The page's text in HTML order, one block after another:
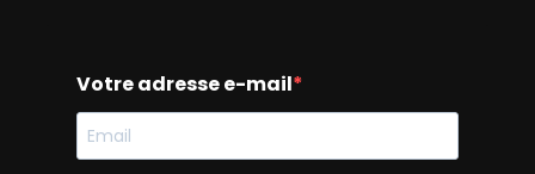
Votre adresse e-mail